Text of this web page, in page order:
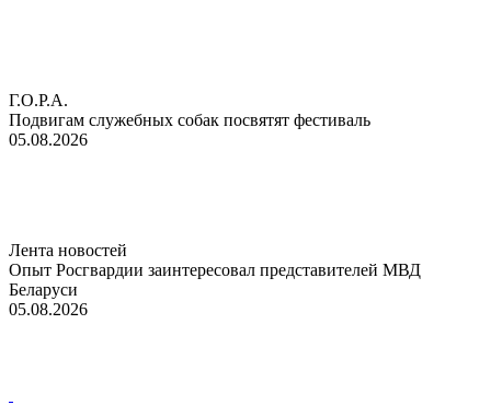
Г.О.Р.А.
Подвигам служебных собак посвятят фестиваль
05.08.2026
Лента новостей
Опыт Росгвардии заинтересовал представителей МВД
Беларуси
05.08.2026